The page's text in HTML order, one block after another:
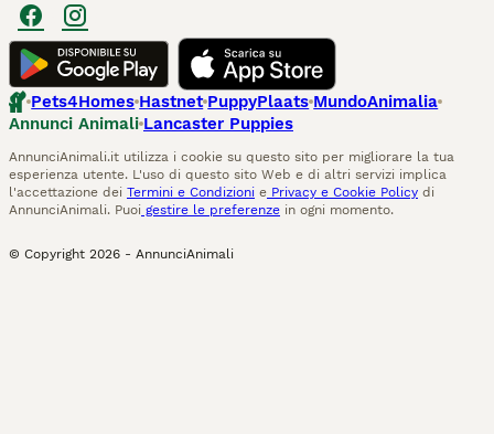
Pets4Homes Hastnet PuppyPlaats MundoAnimalia
Annunci Animali Lancaster Puppies
AnnunciAnimali.it utilizza i cookie su questo sito per migliorare la tua
esperienza utente. L'uso di questo sito Web e di altri servizi implica
l'accettazione dei Termini e Condizioni e Privacy e Cookie Policy di
AnnunciAnimali. Puoi gestire le preferenze in ogni momento.
© Copyright 2026 - AnnunciAnimali